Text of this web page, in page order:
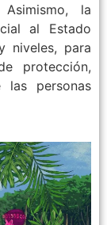
la
al Estado
niveles, para
protección,
personas